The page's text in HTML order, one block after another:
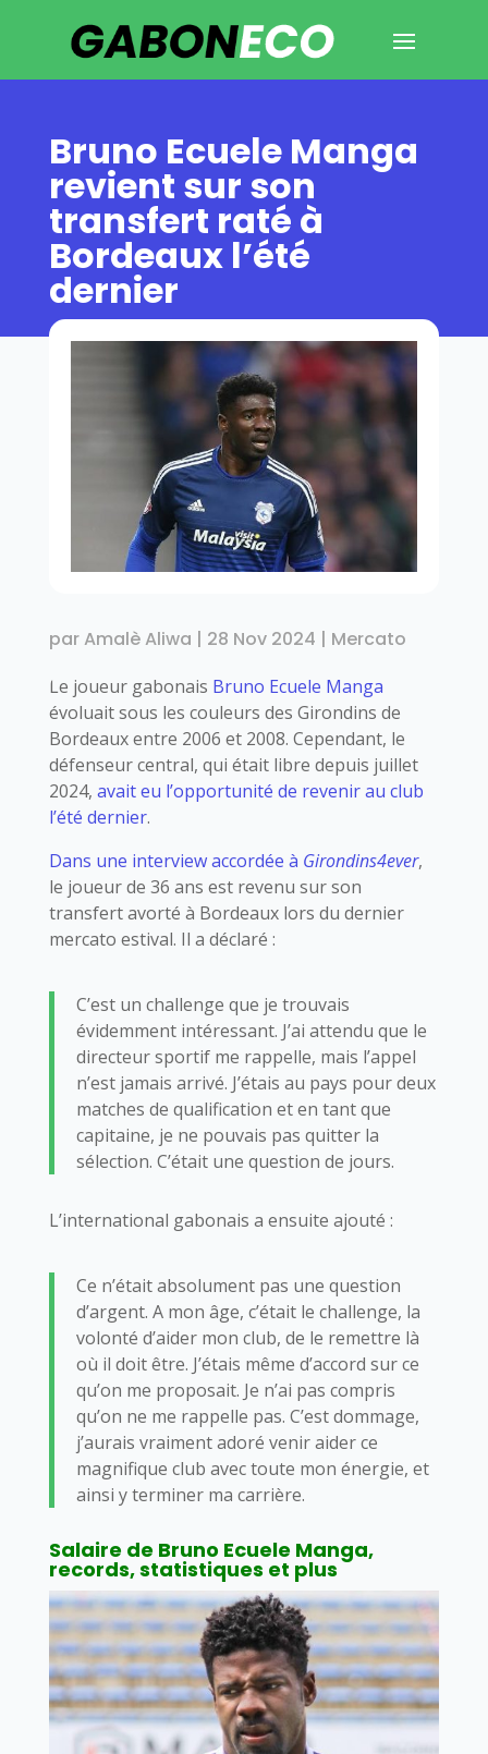
Bruno Ecuele Manga
revient sur son
transfert raté à
Bordeaux l’été
dernier
parAmalè Aliwa | 28 Nov 2024 | Mercato
Le joueur gabonais Bruno Ecuele Manga
évoluait sous les couleurs des Girondins de
Bordeaux entre 2006 et 2008. Cependant, le
défenseur central, qui était libre depuis juillet
2024, avait eu l’opportunité de revenir au club
l’été dernier.
Dans une interview accordée à Girondins4ever,
le joueur de 36 ans est revenu sur son
transfert avorté à Bordeaux lors du dernier
mercato estival. Il a déclaré :
C’est un challenge que je trouvais
évidemment intéressant. J’ai attendu que le
directeur sportif me rappelle, mais l’appel
n’est jamais arrivé. J’étais au pays pour deux
matches de qualification et en tant que
capitaine, je ne pouvais pas quitter la
sélection. C’était une question de jours.
L’international gabonais a ensuite ajouté :
Ce n’était absolument pas une question
d’argent. A mon âge, c’était le challenge, la
volonté d’aider mon club, de le remettre là
où il doit être. J’étais même d’accord sur ce
qu’on me proposait. Je n’ai pas compris
qu’on ne me rappelle pas. C’est dommage,
j’aurais vraiment adoré venir aider ce
magnifique club avec toute mon énergie, et
ainsi y terminer ma carrière.
Salaire de Bruno Ecuele Manga,
records, statistiques et plus